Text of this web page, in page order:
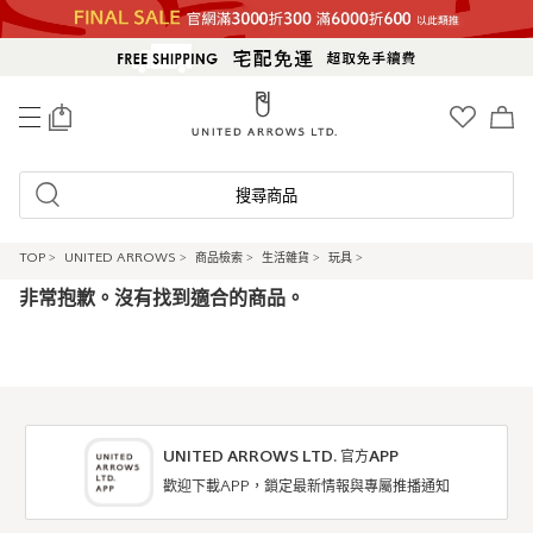
搜尋商品
TOP > UNITED ARROWS > 商品檢索 > 生活雜貨 > 玩具 >
非常抱歉。沒有找到適合的商品。
UNITED ARROWS LTD. 官方APP
歡迎下載APP，鎖定最新情報與專屬推播通知